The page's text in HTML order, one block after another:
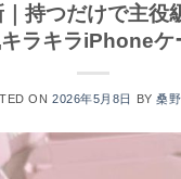
持つだけで主役
ラキラiPhoneケ
ON 2026年5月8日 BY桑